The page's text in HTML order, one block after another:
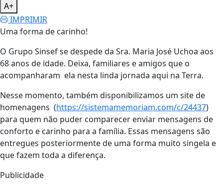
A+
IMPRIMIR
Uma forma de carinho!
O Grupo Sinsef se despede da Sra. Maria José Uchoa aos
68 anos de idade. Deixa, familiares e amigos que o
acompanharam ela nesta linda jornada aqui na Terra.
Nesse momento, também disponibilizamos um site de
homenagens (https://sistemamemoriam.com/c/24437)
para quem não puder comparecer enviar mensagens de
conforto e carinho para a família. Essas mensagens são
entregues posteriormente de uma forma muito singela e
que fazem toda a diferença.
Publicidade